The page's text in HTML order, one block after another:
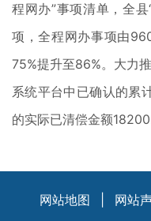
程网办”事项清单，全
项，全程网办事项由
75%提升至86%。大力
系统平台中已确认的累
的实际已清偿金额
网站地图 网站